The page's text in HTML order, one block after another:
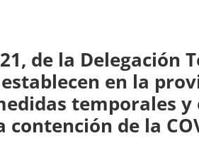
de la Delegación
en la
temporales y
de la